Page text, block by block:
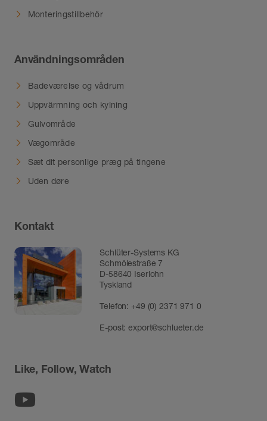
Monteringstillbehör
Användningsområden
Badeværelse og vådrum
Uppvärmning och kylning
Gulvområde
Vægområde
Sæt dit personlige præg på tingene
Uden døre
Kontakt
Schlüter-Systems KG
Schmölestraße 7
D-58640 Iserlohn
Tyskland
Telefon:+49 (0) 2371 971 0
E-post:export@schlueter.de
Like, Follow, Watch